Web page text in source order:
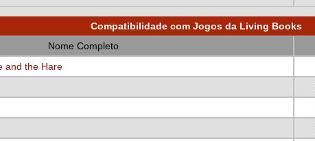
Compatibilidade com Jogos da Living Books
Nome Completo
and the Hare